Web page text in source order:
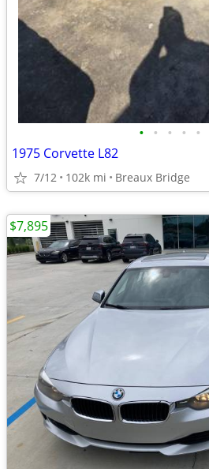
• • • • •
1975 Corvette L82
7/12 102k mi Breaux Bridge
$7,895